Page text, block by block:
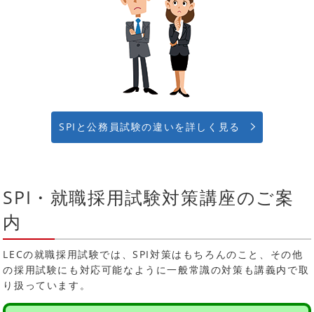
SPIと公務員試験の違いを詳しく見る
SPI・就職採用試験対策講座のご案
内
LECの就職採用試験では、SPI対策はもちろんのこと、その他
の採用試験にも対応可能なように一般常識の対策も講義内で取
り扱っています。